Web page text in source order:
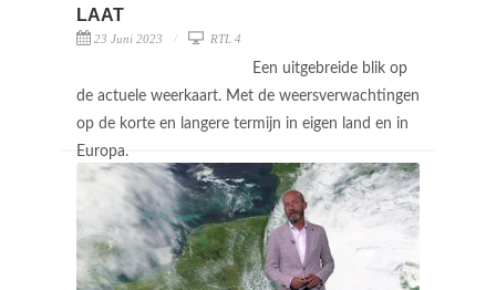
LAAT
23 Juni 2023 RTL 4
Een uitgebreide blik op
de actuele weerkaart. Met de weersverwachtingen
op de korte en langere termijn in eigen land en in
Europa.